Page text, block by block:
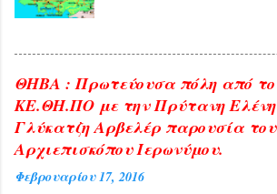
ΘΗΒΑ : Πρωτεύουσα πόλη από το
ΚΕ.ΘΗ.ΠΟ με την Πρύτανη Ελένη
Γλύκατζη Αρβελέρ παρουσία του
Αρχιεπισκόπου Ιερωνύμου.
Φεβρουαρίου 17, 2016